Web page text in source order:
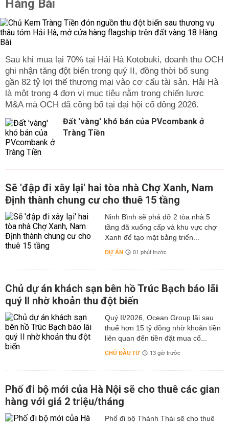
Hàng Bài
Sau khi mua lại 70% tại Hải Hà Kotobuki, doanh thu OCH
ghi nhận tăng đột biến trong quý II, đồng thời bổ sung
gần 82 tỷ lợi thế thương mại vào cơ cấu tài sản. Hải Hà
là một trong 4 đơn vị mục tiêu nằm trong chiến lược
M&A mà OCH đã công bố tại đại hội cổ đông 2026.
Đất 'vàng' khó bán của PVcombank ở
Tràng Tiền
Sẽ 'đập đi xây lại' hai tòa nhà Chợ Xanh, Nam
Định thành chung cư cho thuê 15 tầng
Ninh Bình sẽ phá dỡ 2 tòa nhà 5
tầng đã xuống cấp và khu vực chợ
Xanh để tạo mặt bằng triển...
DỰ ÁN 01 phút trước
Chủ dự án khách sạn bên hồ Trúc Bạch báo lãi
quý II nhờ khoản thu đột biến
Quý II/2026, Ocean Group lãi sau
thuế hơn 15 tỷ đồng nhờ khoản tiền
liên quan đến tiền đặt mua cổ...
CHỦ ĐẦU TƯ 13 giờ trước
Phố đi bộ mới của Hà Nội sẽ cho thuê các gian
hàng với giá 2 triệu/tháng
Phố đi bộ Thành Thái sẽ cho thuê